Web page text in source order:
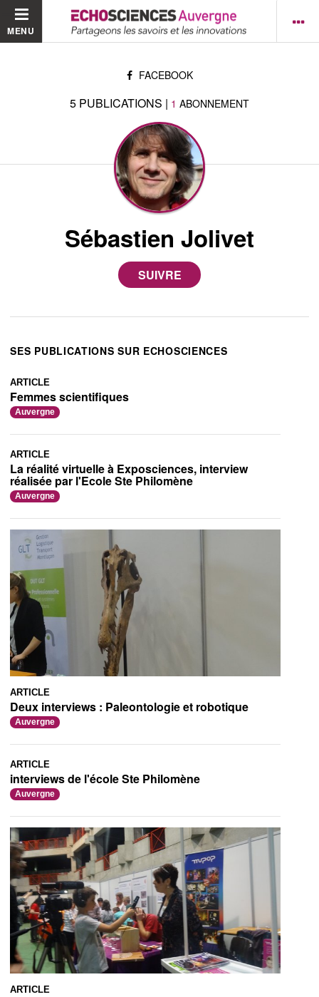
MENU
FACEBOOK
5 PUBLICATIONS | 1 ABONNEMENT
Sébastien Jolivet
SES PUBLICATIONS SUR ECHOSCIENCES
ARTICLE
Femmes scientifiques
Auvergne
ARTICLE
La réalité virtuelle à Exposciences, interview
réalisée par l'Ecole Ste Philomène
Auvergne
ARTICLE
Deux interviews : Paleontologie et robotique
Auvergne
ARTICLE
interviews de l'école Ste Philomène
Auvergne
ARTICLE